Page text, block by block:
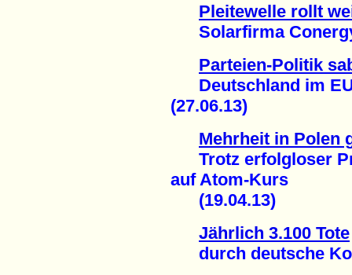
Pleitewelle rollt
Solarfirma
Parteien-Politik
Deutschland im
(27.06.13)
Mehrheit in Polen
Trotz erfolgloser
auf Atom-Kurs
(19.04.13)
Jährlich 3.100 Tote
durch deutsche